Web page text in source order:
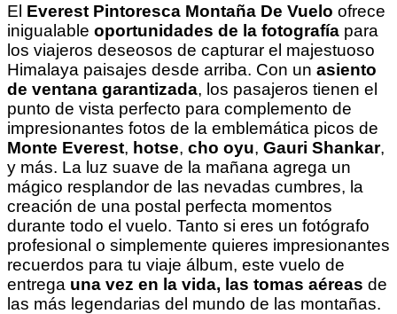
El Everest Pintoresca Montaña De Vuelo ofrece
inigualable oportunidades de la fotografía para
los viajeros deseosos de capturar el majestuoso
Himalaya paisajes desde arriba. Con un asiento
de ventana garantizada, los pasajeros tienen el
punto de vista perfecto para complemento de
impresionantes fotos de la emblemática picos de
Monte Everest, hotse, cho oyu, Gauri Shankar,
y más. La luz suave de la mañana agrega un
mágico resplandor de las nevadas cumbres, la
creación de una postal perfecta momentos
durante todo el vuelo. Tanto si eres un fotógrafo
profesional o simplemente quieres impresionantes
recuerdos para tu viaje álbum, este vuelo de
entrega una vez en la vida, las tomas aéreas de
las más legendarias del mundo de las montañas.